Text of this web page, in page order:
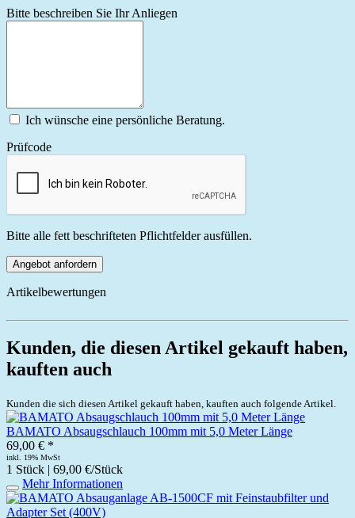
Bitte beschreiben Sie Ihr Anliegen
Ich wünsche eine persönliche Beratung.
Prüfcode
Bitte alle fett beschrifteten Pflichtfelder ausfüllen.
Angebot anfordern
Artikelbewertungen
Kunden, die diesen Artikel gekauft haben,
kauften auch
Kunden die sich diesen Artikel gekauft haben, kauften auch folgende Artikel.
BAMATO Absaugschlauch 100mm mit 5,0 Meter Länge
69,00 € *
inkl. 19% MwSt
1 Stück | 69,00 €/Stück
Mehr Informationen